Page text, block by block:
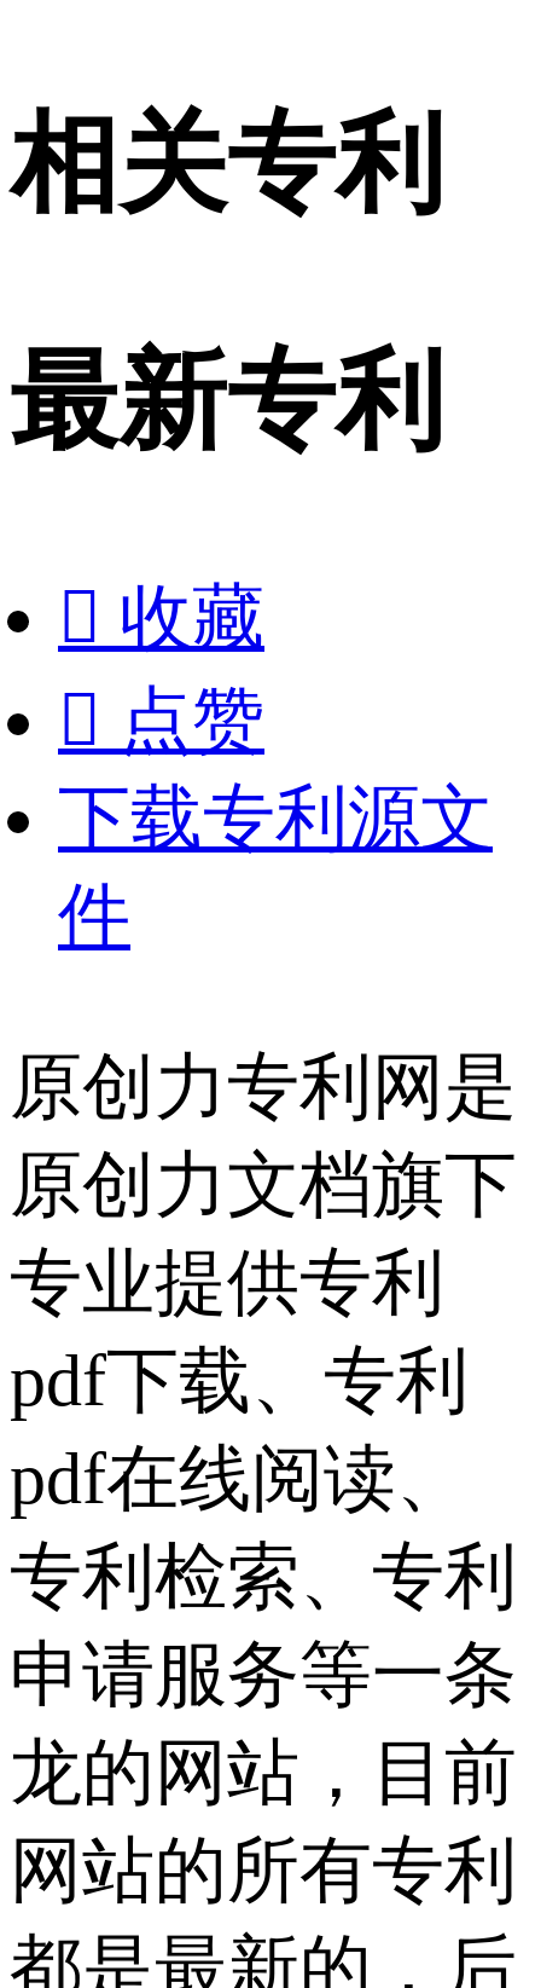
相关专利
最新专利
 收藏
 点赞
下载专利源文
件
原创力专利网是
原创力文档旗下
专业提供专利
pdf下载、专利
pdf在线阅读、
专利检索、专利
申请服务等一条
龙的网站，目前
网站的所有专利
都是最新的，后